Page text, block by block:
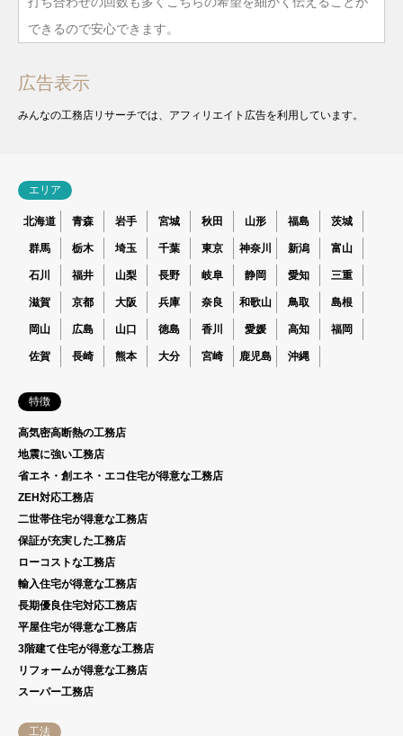
できるので安心できます。
広告表示
みんなの工務店リサーチでは、アフィリエイト広告を利用しています。
エリア
北海道 青森 岩手 宮城 秋田 山形 福島 茨城
群馬 栃木 埼玉 千葉 東京 神奈川 新潟 富山
石川 福井 山梨 長野 岐阜 静岡 愛知 三重
滋賀 京都 大阪 兵庫 奈良 和歌山 鳥取 島根
岡山 広島 山口 徳島 香川 愛媛 高知 福岡
佐賀 長崎 熊本 大分 宮崎 鹿児島 沖縄
特徴
高気密高断熱の工務店
地震に強い工務店
省エネ・創エネ・エコ住宅が得意な工務店
ZEH対応工務店
二世帯住宅が得意な工務店
保証が充実した工務店
ローコストな工務店
輸入住宅が得意な工務店
長期優良住宅対応工務店
平屋住宅が得意な工務店
3階建て住宅が得意な工務店
リフォームが得意な工務店
スーパー工務店
工法